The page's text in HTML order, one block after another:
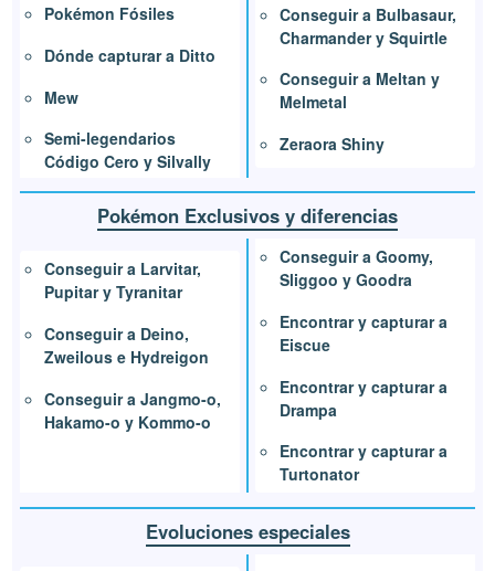
Pokémon Fósiles
Dónde capturar a Ditto
Mew
Semi-legendarios
Código Cero y Silvally
Conseguir a Bulbasaur,
Charmander y Squirtle
Conseguir a Meltan y
Melmetal
Zeraora Shiny
Pokémon Exclusivos y diferencias
Conseguir a Larvitar,
Pupitar y Tyranitar
Conseguir a Deino,
Zweilous e Hydreigon
Conseguir a Jangmo-o,
Hakamo-o y Kommo-o
Conseguir a Goomy,
Sliggoo y Goodra
Encontrar y capturar a
Eiscue
Encontrar y capturar a
Drampa
Encontrar y capturar a
Turtonator
Evoluciones especiales